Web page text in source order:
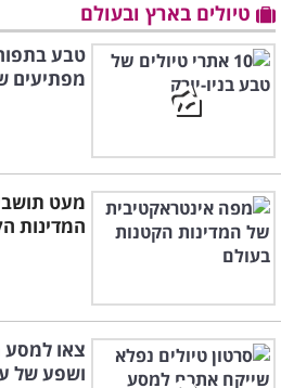
טיולים בארץ ובעולם
מפתיעים
מעט
המדינות
צאו למסע
ושפע של